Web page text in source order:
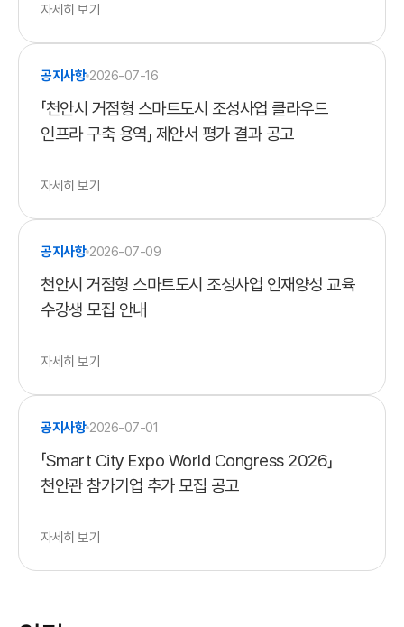
자세히 보기
공지사항 2026-07-16
「천안시 거점형 스마트도시 조성사업 클라우드
인프라 구축 용역」 제안서 평가 결과 공고
자세히 보기
공지사항 2026-07-09
천안시 거점형 스마트도시 조성사업 인재양성 교육
수강생 모집 안내
자세히 보기
공지사항 2026-07-01
「Smart City Expo World Congress 2026」
천안관 참가기업 추가 모집 공고
자세히 보기